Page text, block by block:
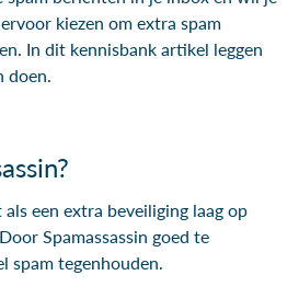
kiezen om extra spam
In dit kennisbank artikel leggen
doen.
een extra beveiliging laag op
Spamassassin goed te
spam tegenhouden.